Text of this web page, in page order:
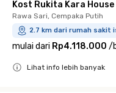
Kost Rukita Kara
Rawa Sari, Cempaka Putih
2.7 km dari rumah sakit
mulai dari Rp4.118.000 /
Lihat info lebih banyak